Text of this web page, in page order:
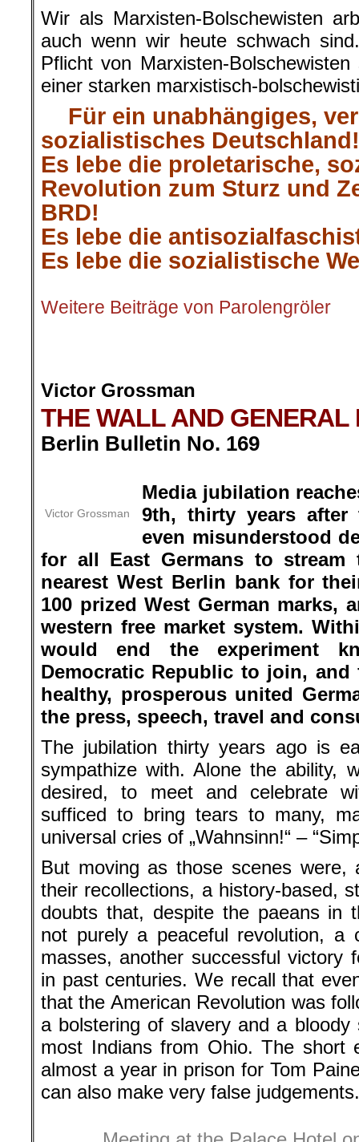
Wir als Marxisten-Bolschewisten
auch wenn wir heute schwach
Pflicht von Marxisten-
einer starken marxistisch-
Für ein unabhängiges,
sozialistisches Deutschland!
Es lebe die proletarische,
Revolution zum Sturz und
BRD!
Es lebe die
Es lebe die sozialistische
Weitere Beiträge von Parolengröler
Victor Grossman
THE WALL AND GENERAL
Berlin Bulletin No. 169
Victor Grossman
Media jubilation
9th, thirty years after
even misunderstood
for all East Germans to
nearest West Berlin bank for
100 prized West German marks,
western free market system.
would end the experiment
Democratic Republic to join,
healthy, prosperous united
the press, speech, travel and
The jubilation thirty years ago is
sympathize with. Alone the ability,
desired, to meet and celebrate
sufficed to bring tears to many,
universal cries of „Wahnsinn!“ –
But moving as those scenes
their recollections, a history-based,
doubts that, despite the paeans in
not purely a peaceful revolution, a
masses, another successful victory
in past centuries. We recall that
that the American Revolution was
a bolstering of slavery and a
most Indians from Ohio. The short
almost a year in prison for Tom
can also make very false judgements.